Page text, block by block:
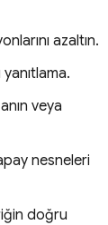
azaltın.
veya
nesneleri
doğru